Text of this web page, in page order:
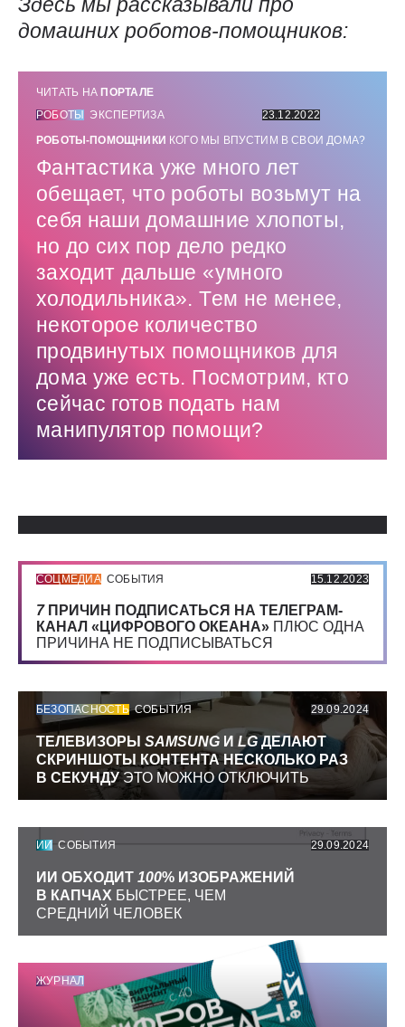
домашних роботов-помощников:
ЧИТАТЬ НА ПОРТАЛЕ
РОБОТЫ
ЭКСПЕРТИЗА
23.12.2022
РОБОТЫ-ПОМОЩНИКИ КОГО МЫ ВПУСТИМ В СВОИ ДОМА?
Фантастика уже много лет
обещает, что роботы возьмут на
себя наши домашние хлопоты,
но до сих пор дело редко
заходит дальше «умного
холодильника». Тем не менее,
некоторое количество
продвинутых помощников для
дома уже есть. Посмотрим, кто
сейчас готов подать нам
манипулятор помощи?
СОЦМЕДИА СОБЫТИЯ 15.12.2023
7 ПРИЧИН ПОДПИСАТЬСЯ НА ТЕЛЕГРАМ-
КАНАЛ «ЦИФРОВОГО ОКЕАНА» ПЛЮС ОДНА
ПРИЧИНА НЕ ПОДПИСЫВАТЬСЯ
БЕЗОПАСНОСТЬ СОБЫТИЯ 29.09.2024
ТЕЛЕВИЗОРЫ SAMSUNG И LGДЕЛАЮТ
СКРИНШОТЫ КОНТЕНТА НЕСКОЛЬКО РАЗ
В СЕКУНДУЭТО МОЖНО ОТКЛЮЧИТЬ
ИИ СОБЫТИЯ 29.09.2024
ИИ ОБХОДИТ 100% ИЗОБРАЖЕНИЙ
В КАПЧАХ БЫСТРЕЕ, ЧЕМ
СРЕДНИЙ ЧЕЛОВЕК
ЖУРНАЛ